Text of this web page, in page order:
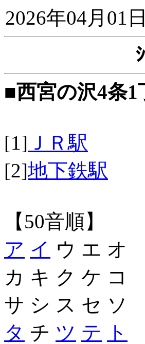
2026年04月01
■西宮の沢4条1
[1] ＪＲ駅
[2]地下鉄駅
【50音順】
ア イ ウ エ オ
カ キ ク ケ コ
サ シ ス セ ソ
タ チ ツ テ
ト